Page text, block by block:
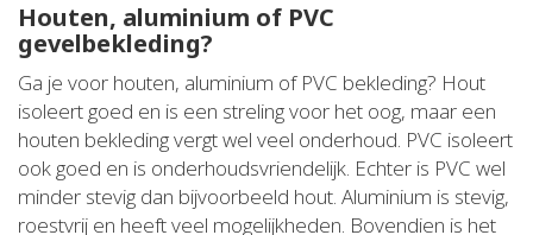
Houten, aluminium of PVC
gevelbekleding?
Ga je voor houten, aluminium of PVC bekleding? Hout
isoleert goed en is een streling voor het oog, maar een
houten bekleding vergt wel veel onderhoud. PVC isoleert
ook goed en is onderhoudsvriendelijk. Echter is PVC wel
minder stevig dan bijvoorbeeld hout. Aluminium is stevig,
roestvrij en heeft veel mogelijkheden. Bovendien is het